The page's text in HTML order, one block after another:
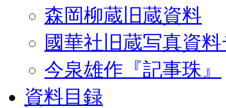
森岡柳蔵旧蔵資料
國華社旧蔵写真資
今泉雄作『記事珠』
資料目録